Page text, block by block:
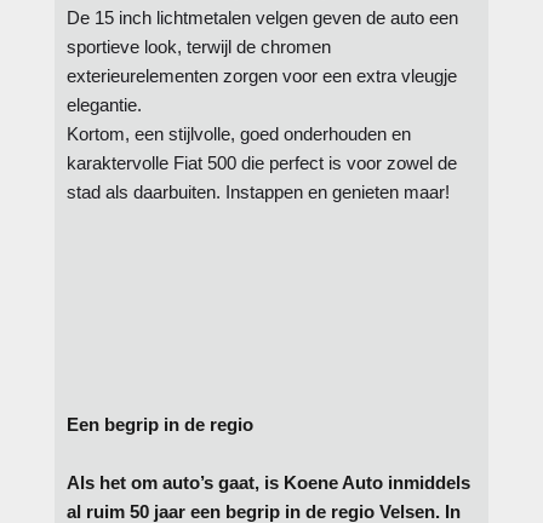
De 15 inch lichtmetalen velgen geven de auto een
sportieve look, terwijl de chromen
exterieurelementen zorgen voor een extra vleugje
elegantie.
Kortom, een stijlvolle, goed onderhouden en
karaktervolle Fiat 500 die perfect is voor zowel de
stad als daarbuiten. Instappen en genieten maar!
Een begrip in de regio
Als het om auto’s gaat, is Koene Auto inmiddels
al ruim 50 jaar een begrip in de regio Velsen. In